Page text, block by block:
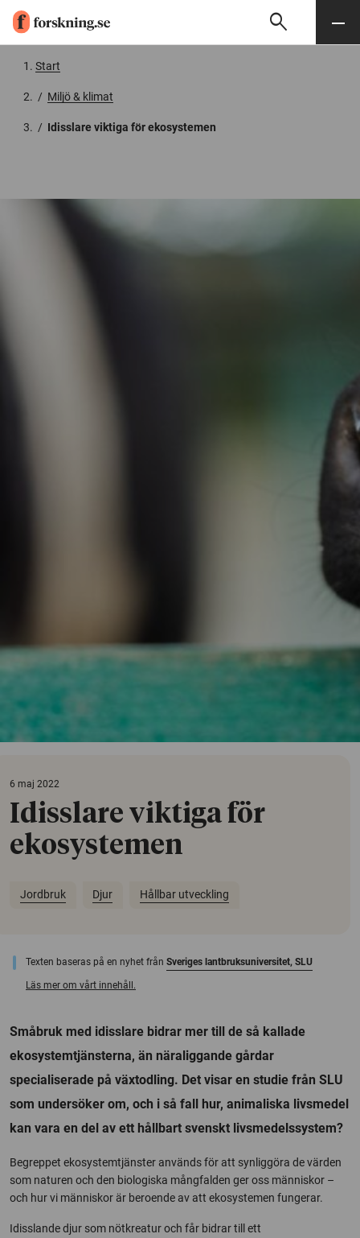
Söksearch Meny
Start
/ Miljö & klimat
/ Idisslare viktiga för ekosystemen
6 maj 2022
Idisslare viktiga för
ekosystemen
Jordbruk Djur Hållbar utveckling
Texten baseras på en nyhet från Sveriges lantbruksuniversitet, SLU
Läs mer om vårt innehåll.
Småbruk med idisslare bidrar mer till de så kallade
ekosystemtjänsterna, än näraliggande gårdar
specialiserade på växtodling. Det visar en studie från SLU
som undersöker om, och i så fall hur, animaliska livsmedel
kan vara en del av ett hållbart svenskt livsmedelssystem?
Begreppet ekosystemtjänster används för att synliggöra de värden
som naturen och den biologiska mångfalden ger oss människor –
och hur vi människor är beroende av att ekosystemen fungerar.
Idisslande djur som nötkreatur och får bidrar till ett